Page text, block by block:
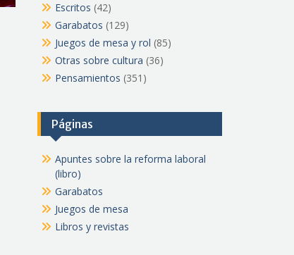
Escritos (42)
Garabatos (129)
Juegos de mesa y rol (85)
Otras sobre cultura (36)
Pensamientos (351)
Páginas
Apuntes sobre la reforma laboral
(libro)
Garabatos
Juegos de mesa
Libros y revistas